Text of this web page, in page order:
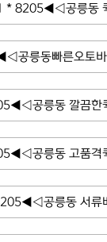
* 8205◀◁공릉동
릉동빠른오토바
공릉동 깔끔한
공릉동 고품격
공릉동 서류